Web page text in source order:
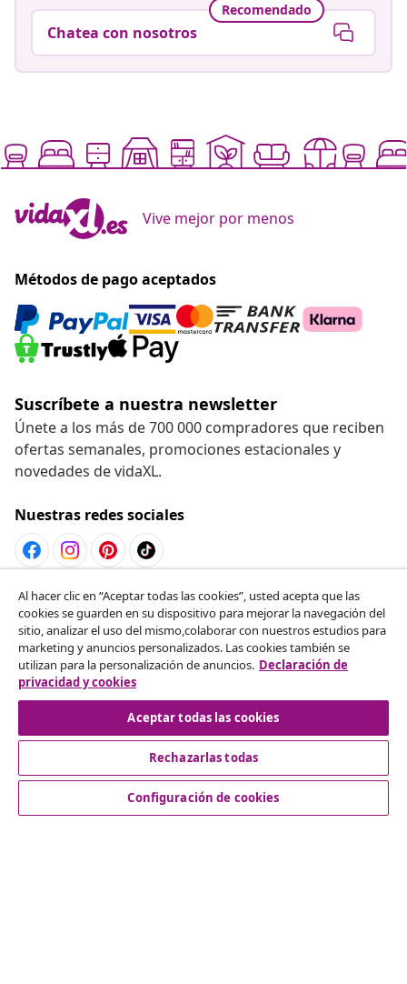
Recomendado
Chatea con nosotros
Vive mejor por menos
Métodos de pago aceptados
Suscríbete a nuestra newsletter
Únete a los más de 700 000 compradores que reciben
ofertas semanales, promociones estacionales y
novedades de vidaXL.
Nuestras redes sociales
Desistir del contrato
Solicita la cancelación de tu pedido.
Desistir del contrato
Servicio al Cliente
Al hacer clic en “Aceptar todas las cookies”, usted acepta que las
cookies se guarden en su dispositivo para mejorar la navegación del
sitio, analizar el uso del mismo,colaborar con nuestros estudios para
marketing y anuncios personalizados. Las cookies también se
utilizan para la personalización de anuncios. Declaración de
privacidad y cookies
Aceptar todas las cookies
Rechazarlas todas
Configuración de cookies